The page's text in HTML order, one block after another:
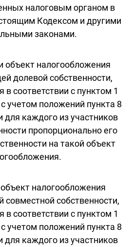
налоговым органом в
Кодексом и другими
законами.
объект налогообложения
долевой собственности,
в соответствии с пунктом 1
учетом положений пункта 8
для каждого из участников
пропорционально его
на такой объект
налогообложения
совместной собственности,
в соответствии с пунктом 1
учетом положений пункта 8
для каждого из участников